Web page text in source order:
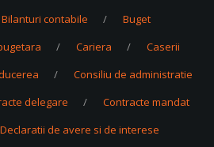
Bilanturi contabile
Buget
Cariera
Caserii
Consiliu de administratie
delegare
Contracte mandat
Declaratii de avere si de interese